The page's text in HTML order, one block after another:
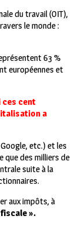
du travail (OIT),
le monde :
63 %
européennes et
ces cent
a
etc.) et les
que des milliers de
suite à la
aux impôts, à
».